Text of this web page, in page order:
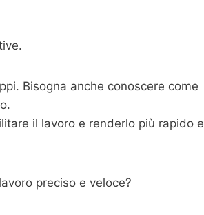
Bisogna anche conoscere come
il lavoro e renderlo più rapido e
preciso e veloce?